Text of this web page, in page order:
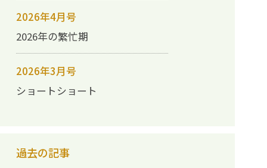
2026年4月号
2026年の繁忙期
2026年3月号
ショートショート
過去の記事